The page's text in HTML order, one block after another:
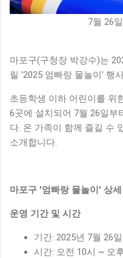
7월 26
마포구(구청장 박강수)는
릴 '2025 엄빠랑 물놀이' 행
초등학생 이하 어린이를 위
6곳에 설치되어 7월 26일부
다. 온 가족이 함께 즐길 수
소개합니다.
마포구 '엄빠랑 물놀이' 상세
운영 기간 및 시간
기간: 2025년 7월 26
시간: 오전 10시 ~ 오